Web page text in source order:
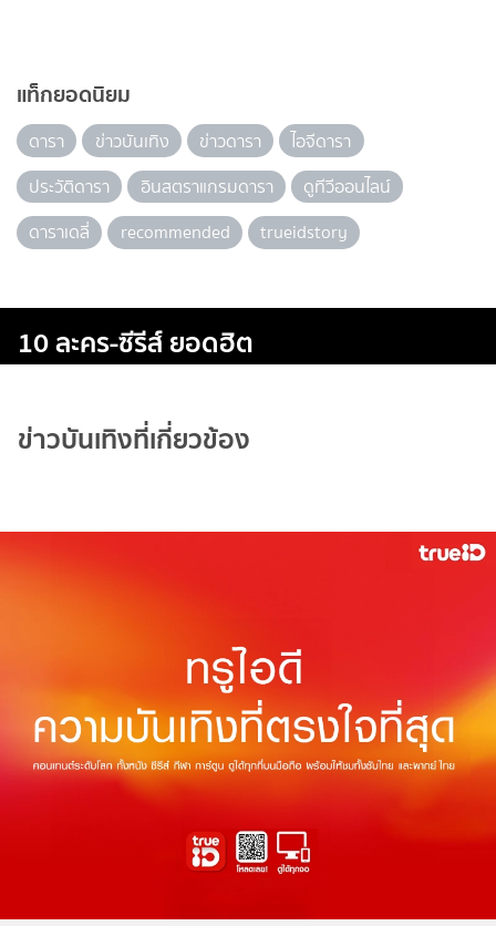
แท็กยอดนิยม
ดารา ข่าวบันเทิง ข่าวดารา
ไอจีดารา
ประวัติดารา
อินสตราแกรมดารา
ดูทีวีออนไลน์
ดาราเดลี่
recommended trueidstory
10 ละคร-ซีรีส์ ยอดฮิต
ข่าวบันเทิงที่เกี่ยวข้อง